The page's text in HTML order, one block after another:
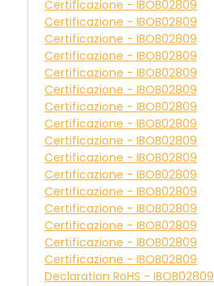
Certificazione - IBOB02809
Certificazione - IBOB02809
Certificazione - IBOB02809
Certificazione - IBOB02809
Certificazione - IBOB02809
Certificazione - IBOB02809
Certificazione - IBOB02809
Certificazione - IBOB02809
Certificazione - IBOB02809
Certificazione - IBOB02809
Certificazione - IBOB02809
Certificazione - IBOB02809
Certificazione - IBOB02809
Certificazione - IBOB02809
Certificazione - IBOB02809
Certificazione - IBOB02809
Declaration RoHS - IBOB02809